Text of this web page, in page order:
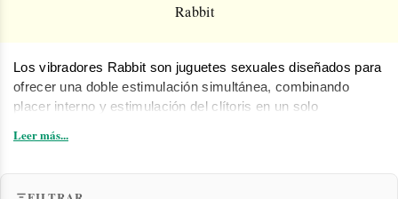
Rabbit
Los vibradores Rabbit son juguetes sexuales diseñados para
ofrecer una doble estimulación simultánea, combinando
placer interno y estimulación del clítoris en un solo
principal para el punto G y un brazo externo que estimula el
Leer más...